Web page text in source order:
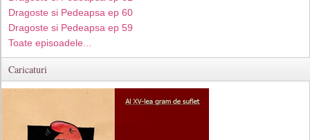
Dragoste si Pedeapsa ep 60
Dragoste si Pedeapsa ep 59
Toate episoadele...
Caricaturi